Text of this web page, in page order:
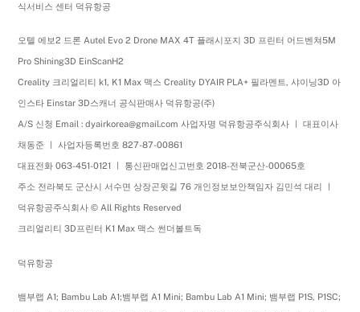
식서비스 센터 덕유항공
오텔 에보2 드론 Autel Evo 2 Drone MAX 4T 플래시포지 3D 프린터 어드벤쳐5M
Pro Shining3D EinScanH2
Creality 크리얼리티 k1, K1 Max 맥스 Creality DYAIR PLA+ 필라멘트, 샤이닝3D 아
인스타 Einstar 3D스캐너 공식판매사 덕유항공(주)
A/S 신청 Email : dyairkorea@gmail.com 사업자명 덕유항공주식회사 ㅣ 대표이사
채동준 ㅣ 사업자등록번호 827-87-00861
대표전화 063-451-0121 ㅣ 통신판매업신고번호 2018-전북군산-00065호
주소 전라북도 군산시 서수면 상장곤윗길 76 개인정보보안책임자 김민석 대리 ㅣ
덕유항공주식회사 © All Rights Reserved
크리얼리티 3D프린터 K1 Max 맥스 썬더볼트독
덕유항공
뱀부랩 A1; Bambu Lab A1;뱀부랩 A1 Mini; Bambu Lab A1 Mini; 뱀부랩 P1S, P1SC;